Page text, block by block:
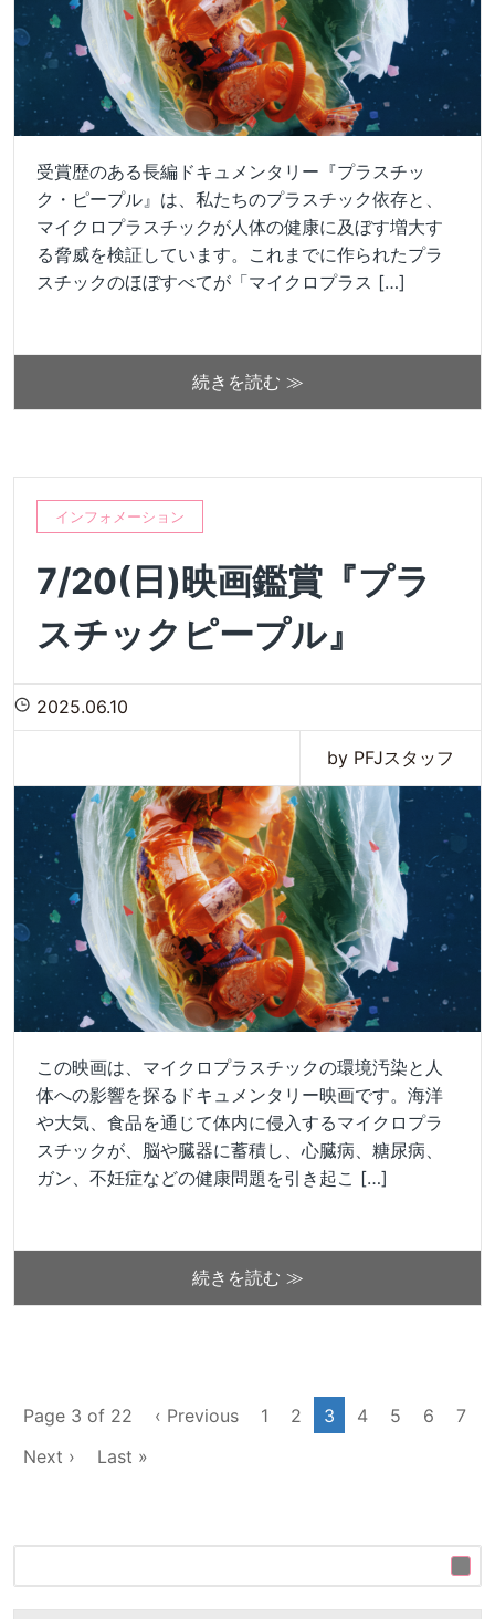
受賞歴のある長編ドキュメンタリー『プラスチッ
ク・ピープル』は、私たちのプラスチック依存と、
マイクロプラスチックが人体の健康に及ぼす増大す
る脅威を検証しています。これまでに作られたプラ
スチックのほぼすべてが「マイクロプラス […]
続きを読む ≫
インフォメーション
7/20(日)映画鑑賞『プラ
スチックピープル』
2025.06.10
by PFJスタッフ
この映画は、マイクロプラスチックの環境汚染と人
体への影響を探るドキュメンタリー映画です。海洋
や大気、食品を通じて体内に侵入するマイクロプラ
スチックが、脳や臓器に蓄積し、心臓病、糖尿病、
ガン、不妊症などの健康問題を引き起こ […]
続きを読む ≫
Page 3 of 22 ‹ Previous 1 2 3 4 5 6
7
Next ›
Last »